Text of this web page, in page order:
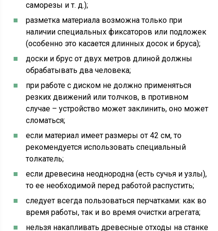
саморезы и т. д.);
разметка материала возможна только при
наличии специальных фиксаторов или подложек
(особенно это касается длинных досок и бруса);
доски и брус от двух метров длиной должны
обрабатывать два человека;
при работе с диском не должно применяться
резких движений или толчков, в противном
случае – устройство может заклинить, оно может
сломаться;
если материал имеет размеры от 42 см, то
рекомендуется использовать специальный
толкатель;
если древесина неоднородна (есть сучья и узлы),
то ее необходимой перед работой распустить;
следует всегда пользоваться перчатками: как во
время работы, так и во время очистки агрегата;
нельзя накапливать древесные отходы на станке